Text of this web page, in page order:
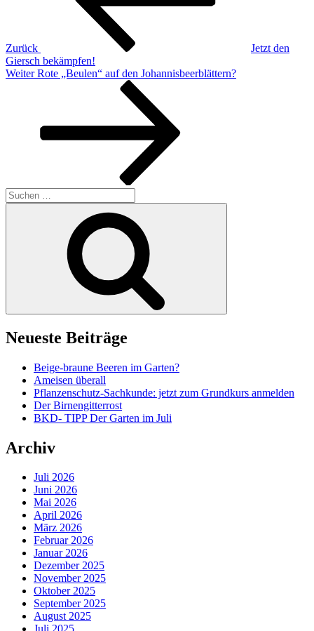
Zurück
Jetzt den
Giersch bekämpfen!
Nächster
Weiter Rote „Beulen“ auf den Johannisbeerblättern?
Suchen
nach:
Neueste Beiträge
Beige-braune Beeren im Garten?
Ameisen überall
Pflanzenschutz-Sachkunde: jetzt zum Grundkurs anmelden
Der Birnengitterrost
BKD- TIPP Der Garten im Juli
Archiv
Juli 2026
Juni 2026
Mai 2026
April 2026
März 2026
Februar 2026
Januar 2026
Dezember 2025
November 2025
Oktober 2025
September 2025
August 2025